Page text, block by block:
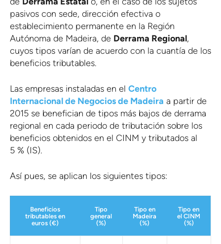
pasivos con sede, dirección efectiva o
establecimiento permanente en la Región
Autónoma de Madeira, de Derrama Regional,
cuyos tipos varían de acuerdo con la cuantía de los
beneficios tributables.
Las empresas instaladas en el Centro
Internacional de Negocios de Madeira a partir de
2015 se benefician de tipos más bajos de derrama
regional en cada periodo de tributación sobre los
beneficios obtenidos en el CINM y tributados al
5 % (IS).
Así pues, se aplican los siguientes tipos:
Beneficios
tributables en
euros (€)
Tipo
general
(%)
Tipo en
Madeira
(%)
Tipo en
el CINM
(%)